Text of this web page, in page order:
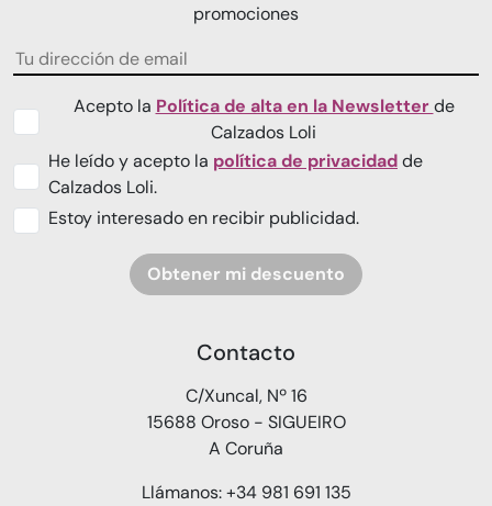
promociones
Acepto la Política de alta en la Newsletterde
Calzados Loli
He leído y acepto la política de privacidadde
Calzados Loli.
Estoy interesado en recibir publicidad.
Obtener mi descuento
Contacto
C/Xuncal, Nº 16
15688 Oroso - SIGUEIRO
A Coruña
Llámanos: +34 981 691 135